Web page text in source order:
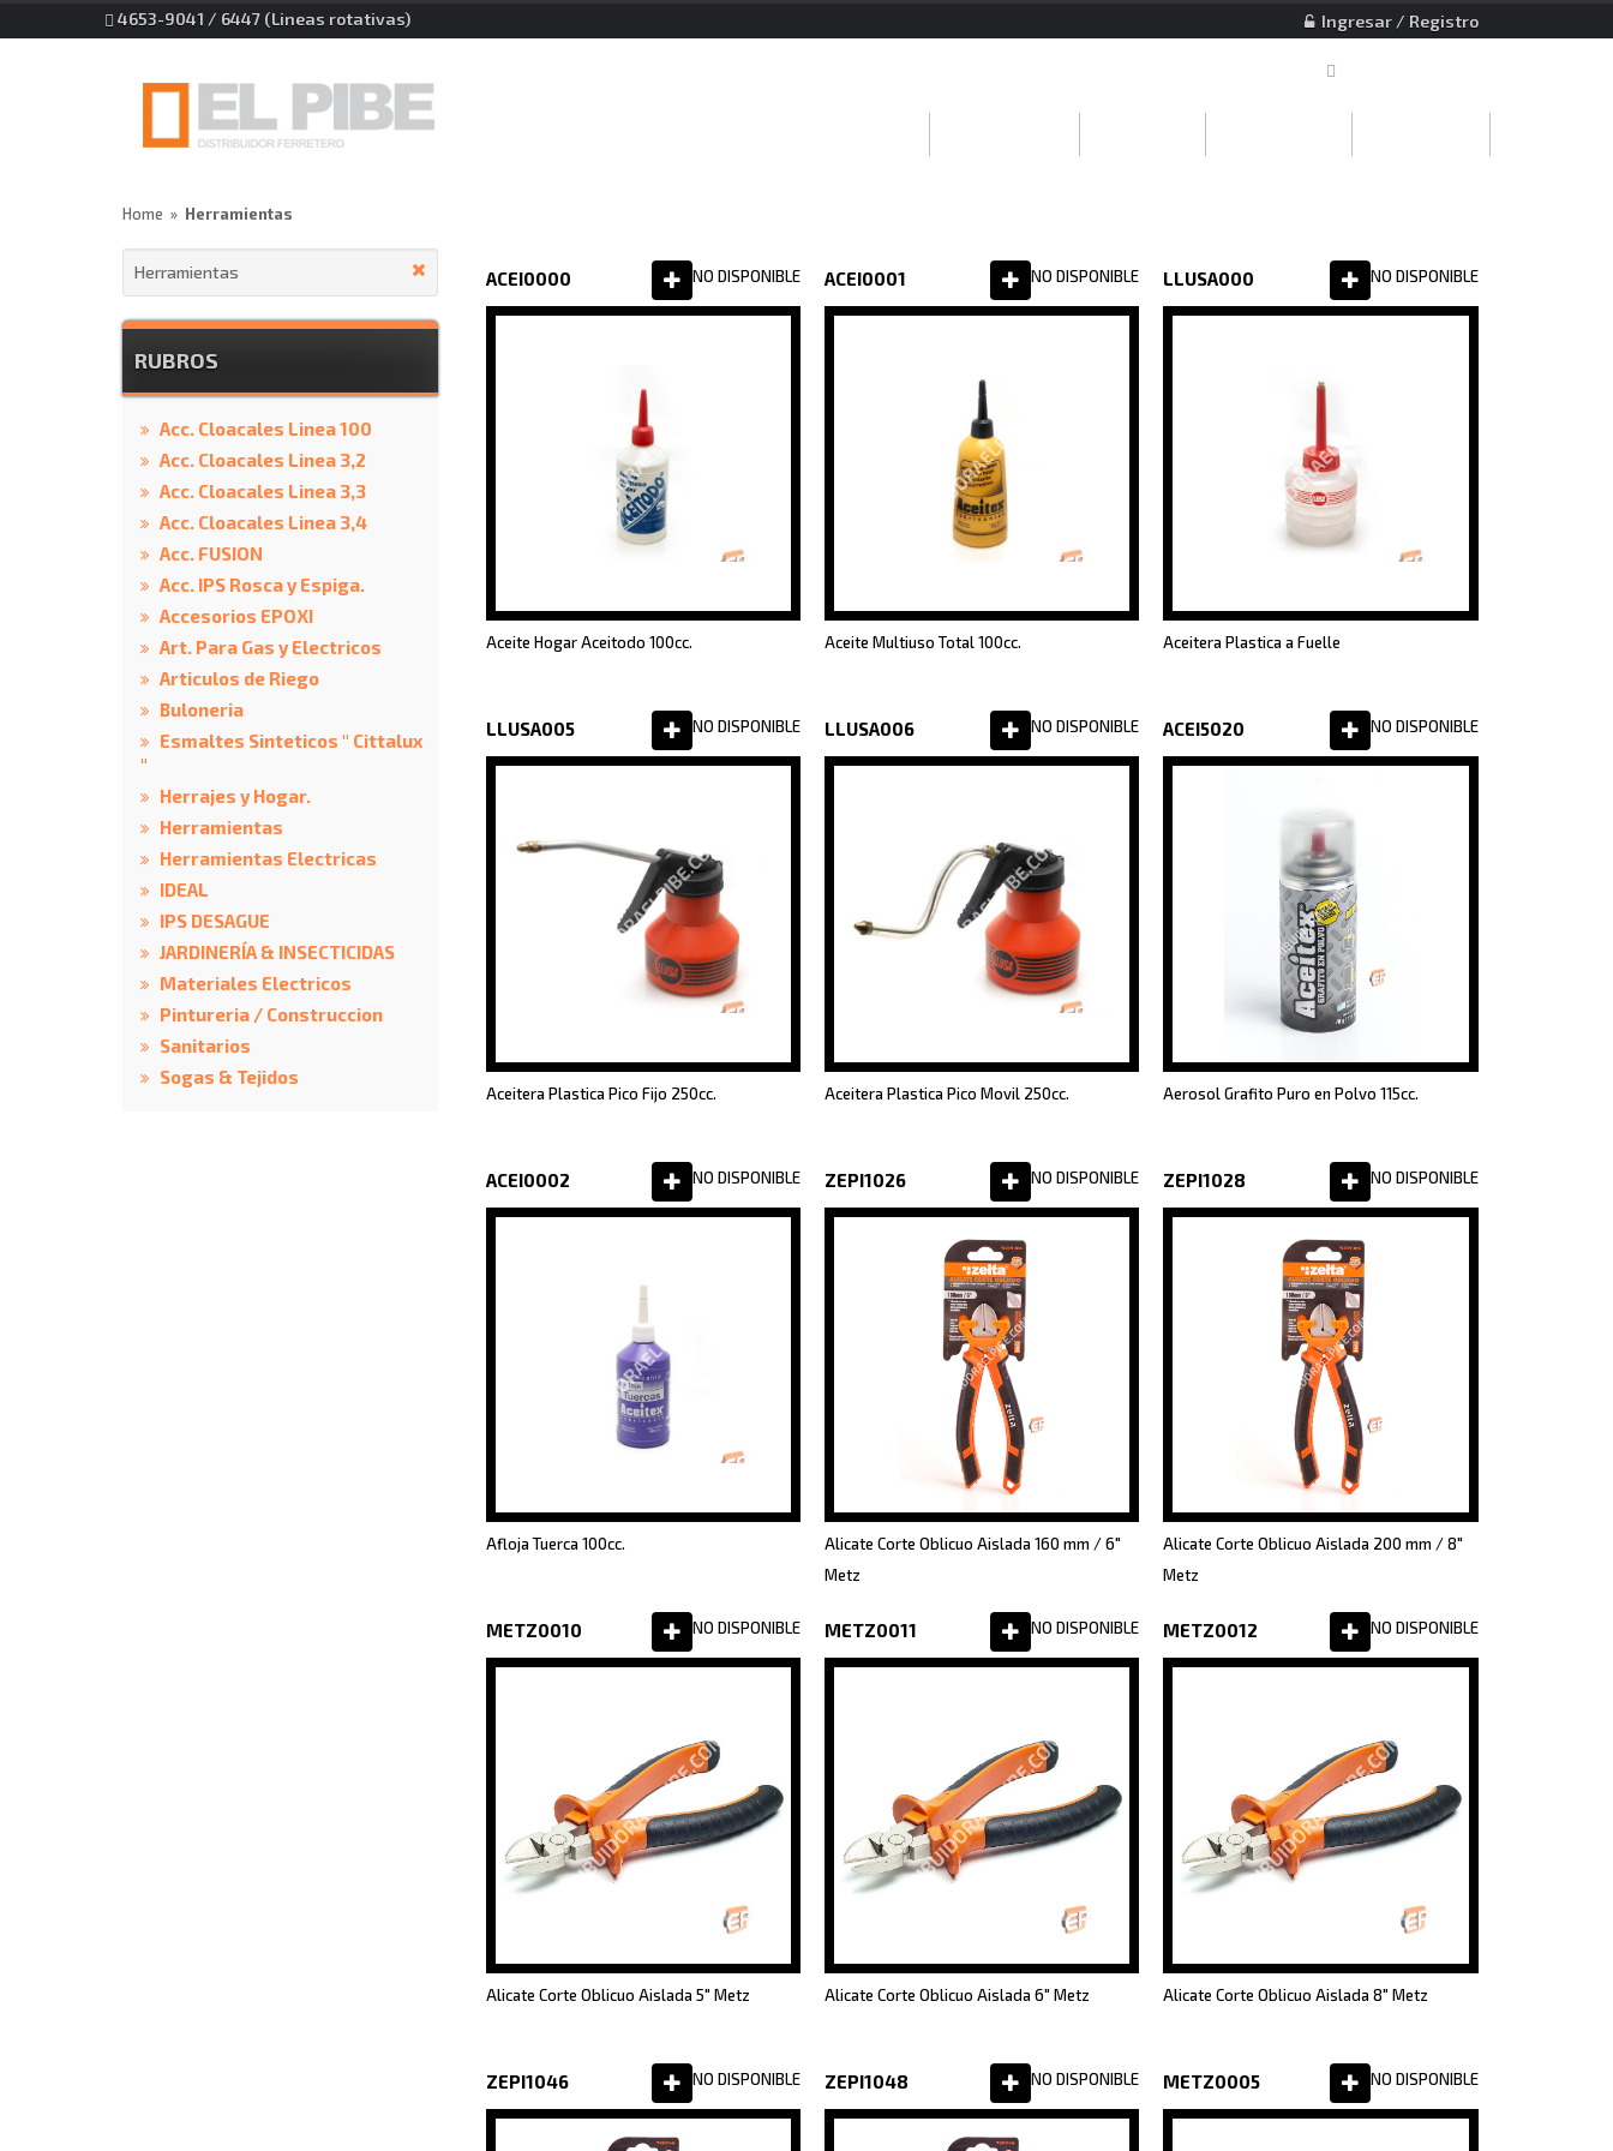
4653-9041 / 6447 (Lineas rotativas) Ingresar / Registro
Home Herramientas
ACEI0000 NO DISPONIBLE
Aceite Hogar Aceitodo 100cc.
ACEI0001 NO DISPONIBLE
Aceite Multiuso Total 100cc.
LLUSA000 NO DISPONIBLE
Aceitera Plastica a Fuelle
LLUSA005 NO DISPONIBLE
Aceitera Plastica Pico Fijo 250cc.
LLUSA006 NO DISPONIBLE
Aceitera Plastica Pico Movil 250cc.
ACEI5020 NO DISPONIBLE
Aerosol Grafito Puro en Polvo 115cc.
ACEI0002 NO DISPONIBLE
Afloja Tuerca 100cc.
ZEPI1026 NO DISPONIBLE
Alicate Corte Oblicuo Aislada 160 mm / 6"
Metz
ZEPI1028 NO DISPONIBLE
Alicate Corte Oblicuo Aislada 200 mm / 8"
Metz
METZ0010 NO DISPONIBLE
Alicate Corte Oblicuo Aislada 5" Metz
METZ0011 NO DISPONIBLE
Alicate Corte Oblicuo Aislada 6" Metz
METZ0012 NO DISPONIBLE
Alicate Corte Oblicuo Aislada 8" Metz
ZEPI1046 NO DISPONIBLE ZEPI1048 NO DISPONIBLE METZ0005 NO DISPONIBLE
Herramientas
RUBROS
Acc. Cloacales Linea 100
Acc. Cloacales Linea 3,2
Acc. Cloacales Linea 3,3
Acc. Cloacales Linea 3,4
Acc. FUSION
Acc. IPS Rosca y Espiga.
Accesorios EPOXI
Art. Para Gas y Electricos
Articulos de Riego
Buloneria
Esmaltes Sinteticos " Cittalux
"
Herrajes y Hogar.
Herramientas
Herramientas Electricas
IDEAL
IPS DESAGUE
JARDINERÍA & INSECTICIDAS
Materiales Electricos
Pintureria / Construccion
Sanitarios
Sogas & Tejidos